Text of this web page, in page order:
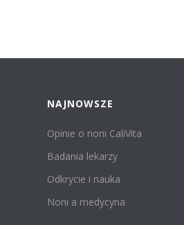
NAJNOWSZE
Opinie o noni CaliVita
Badania lekarzy
Odkrycie i nauka
Noni a medycyna